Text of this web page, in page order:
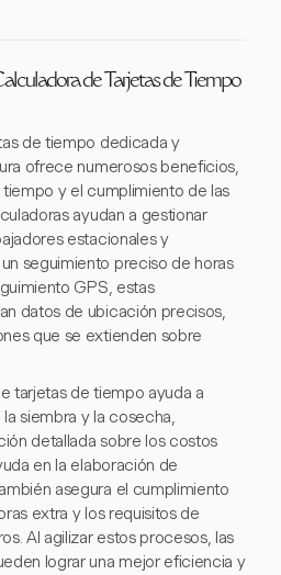
de Tarjetas de Tiempo
de tiempo dedicada y
ofrece numerosos beneficios,
y el cumplimiento de las
ayudan a gestionar
estacionales y
seguimiento preciso de horas
GPS, estas
datos de ubicación precisos,
que se extienden sobre
tarjetas de tiempo ayuda a
siembra y la cosecha,
detallada sobre los costos
en la elaboración de
asegura el cumplimiento
extra y los requisitos de
Al agilizar estos procesos, las
lograr una mejor eficiencia y